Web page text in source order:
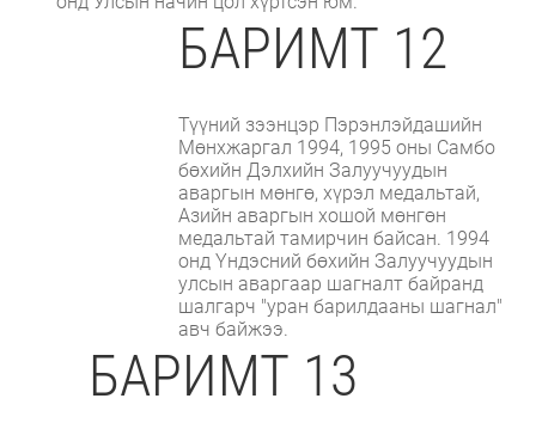
БАРИМТ 12
Түүний зээнцэр Пэрэнлэйдашийн
Мөнхжаргал 1994, 1995 оны Самбо
бөхийн Дэлхийн Залуучуудын
аваргын мөнгө, хүрэл медальтай,
Азийн аваргын хошой мөнгөн
медальтай тамирчин байсан. 1994
онд Үндэсний бөхийн Залуучуудын
улсын аваргаар шагналт байранд
шалгарч "уран барилдааны шагнал"
авч байжээ.
БАРИМТ 13